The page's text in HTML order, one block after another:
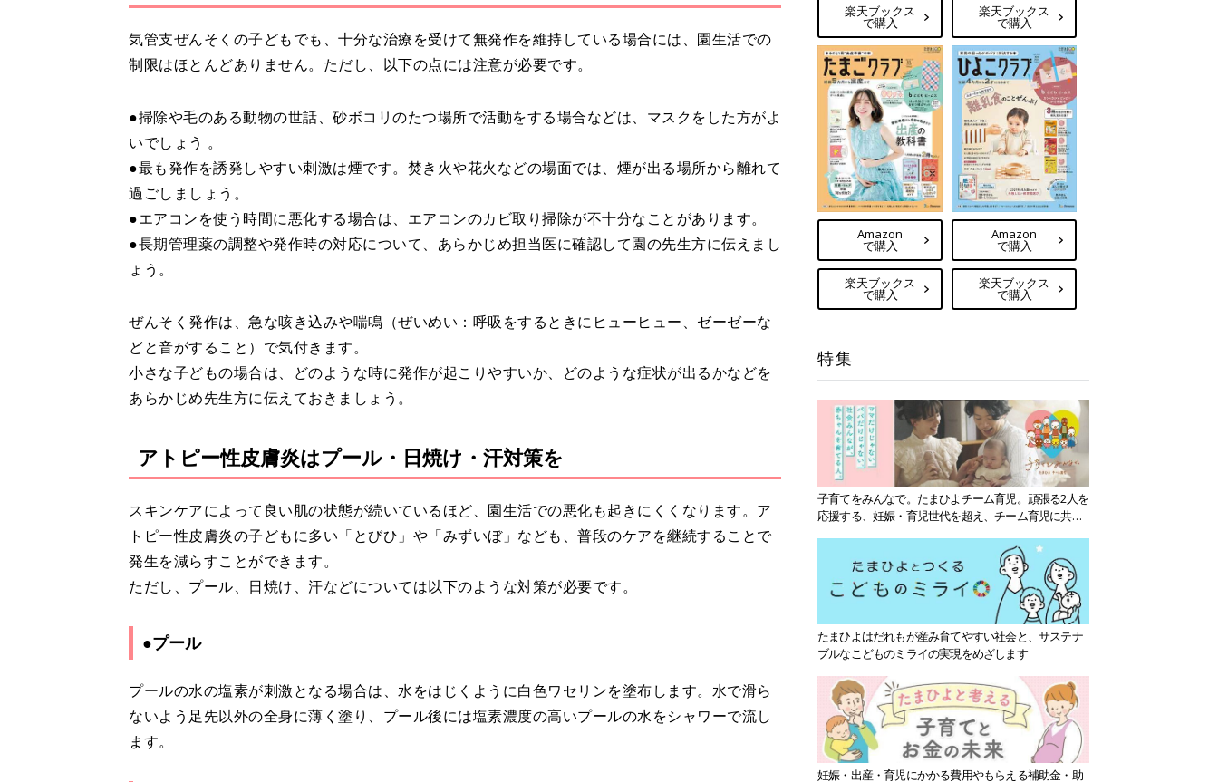
気管支ぜんそくの子どもでも、十分な治療を受けて無発作を維持している場合には、園生活での
制限はほとんどありません。ただし、以下の点には注意が必要です。
●掃除や毛のある動物の世話、砂ボコリのたつ場所で活動をする場合などは、マスクをした方がよ
いでしょう 。
●最も発作を誘発しやすい刺激は煙です。焚き火や花火などの場面では、煙が出る場所から離れて
過ごしましょう。
●エアコンを使う時間に悪化する場合は、エアコンのカビ取り掃除が不十分なことがあります。
●長期管理薬の調整や発作時の対応について、あらかじめ担当医に確認して園の先生方に伝えまし
ょう。
ぜんそく発作は、急な咳き込みや喘鳴（ぜいめい：呼吸をするときにヒューヒュー、ゼーゼーな
どと音がすること）で気付きます。
小さな子どもの場合は、どのような時に発作が起こりやすいか、どのような症状が出るかなどを
あらかじめ先生方に伝えておきましょう。
アトピー性皮膚炎はプール・日焼け・汗対策を
スキンケアによって良い肌の状態が続いているほど、園生活での悪化も起きにくくなります。ア
トピー性皮膚炎の子どもに多い「とびひ」や「みずいぼ」なども、普段のケアを継続することで
発生を減らすことができます。
ただし、プール、日焼け、汗などについては以下のような対策が必要です。
●プール
プールの水の塩素が刺激となる場合は、水をはじくように白色ワセリンを塗布します。水で滑ら
ないよう足先以外の全身に薄く塗り、プール後には塩素濃度の高いプールの水をシャワーで流し
ます。
楽天ブックス
で購入
楽天ブックス
で購入
Amazon
で購入
楽天ブックス
で購入
Amazon
で購入
楽天ブックス
で購入
特集
子育てをみんなで。たまひよチーム育児。頑張る2人を
応援する、妊娠・育児世代を超え、チーム育児に共感
たまひよはだれもが産み育てやすい社会と、サステナ
ブルなこどものミライの実現をめざします
妊娠・出産・育児にかかる費用やもらえる補助金・助